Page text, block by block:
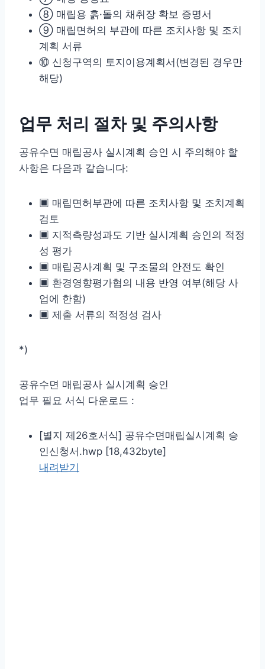
⑧ 매립용 흙·돌의 채취장 확보 증명서
⑨ 매립면허의 부관에 따른 조치사항 및 조치
계획 서류
⑩ 신청구역의 토지이용계획서(변경된 경우만
해당)
업무 처리 절차 및 주의사항
공유수면 매립공사 실시계획 승인 시 주의해야 할
사항은 다음과 같습니다:
▣ 매립면허부관에 따른 조치사항 및 조치계획
검토
▣ 지적측량성과도 기반 실시계획 승인의 적정
성 평가
▣ 매립공사계획 및 구조물의 안전도 확인
▣ 환경영향평가협의 내용 반영 여부(해당 사
업에 한함)
▣ 제출 서류의 적정성 검사
*)
공유수면 매립공사 실시계획 승인
업무 필요 서식 다운로드 :
[별지 제26호서식] 공유수면매립실시계획 승
인신청서.hwp [18,432byte]
내려받기